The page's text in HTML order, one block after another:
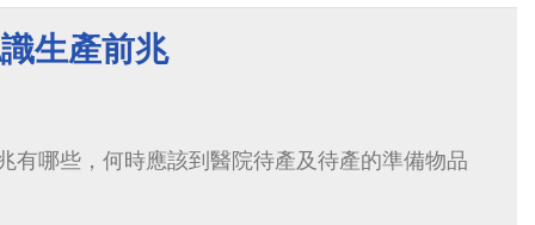
生產前兆
有哪些，何時應該到醫院待產及待產的準備物品